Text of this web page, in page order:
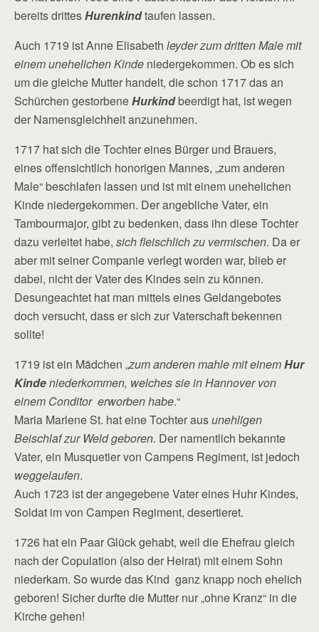
bereits drittesHurenkindtaufen lassen.
Auch 1719 ist Anne Elisabeth leyder zum dritten Male mit
einem unehelichen Kinde niedergekommen. Ob es sich
um die gleiche Mutter handelt, die schon 1717 das an
Schürchen gestorbeneHurkindbeerdigt hat, ist wegen
der Namensgleichheit anzunehmen.
1717 hat sich die Tochter eines Bürger und Brauers,
eines offensichtlich honorigen Mannes, „zum anderen
Male“ beschlafen lassen und ist mit einem unehelichen
Kinde niedergekommen. Der angebliche Vater, ein
Tambourmajor, gibt zu bedenken, dass ihn diese Tochter
dazu verleitet habe, sich fleischlich zu vermischen. Da er
aber mit seiner Companie verlegt worden war, blieb er
dabei, nicht der Vater des Kindes sein zu können.
Desungeachtet hat man mittels eines Geldangebotes
doch versucht, dass er sich zur Vaterschaft bekennen
sollte!
1719 ist ein Mädchen „zum anderen mahle mit einemHur
Kindeniederkommen, welches sie in Hannover von
einem Conditor erworben habe.“
Maria Marlene St. hat eine Tochter ausunehligen
Beischlaf zur Weld geboren. Der namentlich bekannte
Vater, ein Musquetier von Campens Regiment, ist jedoch
weggelaufen.
Auch 1723 ist der angegebene Vater eines Huhr Kindes,
Soldat im von Campen Regiment, desertieret.
1726 hat ein Paar Glück gehabt, weil die Ehefrau gleich
nach der Copulation (also der Heirat) mit einem Sohn
niederkam. So wurde das Kind ganz knapp noch ehelich
geboren! Sicher durfte die Mutter nur „ohne Kranz“ in die
Kirche gehen!